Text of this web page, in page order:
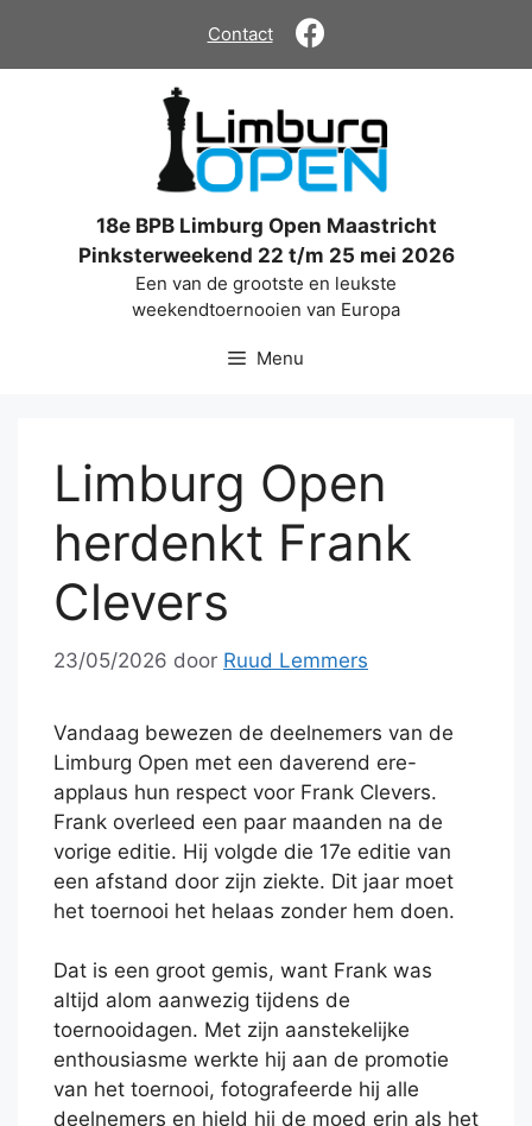
de
Contact
18e BPB Limburg Open Maastricht
Pinksterweekend 22 t/m 25 mei 2026
Een van de grootste en leukste
weekendtoernooien van Europa
Menu
Limburg Open
herdenkt Frank
Clevers
23/05/2026 door Ruud Lemmers
Vandaag bewezen de deelnemers van de
Limburg Open met een daverend ere-
applaus hun respect voor Frank Clevers.
Frank overleed een paar maanden na de
vorige editie. Hij volgde die 17e editie van
een afstand door zijn ziekte. Dit jaar moet
het toernooi het helaas zonder hem doen.
Dat is een groot gemis, want Frank was
altijd alom aanwezig tijdens de
toernooidagen. Met zijn aanstekelijke
enthousiasme werkte hij aan de promotie
van het toernooi, fotografeerde hij alle
deelnemers en hield hij de moed erin als het